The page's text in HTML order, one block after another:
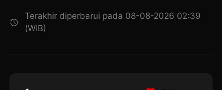
Terakhir diperbarui pada 08-08-2026 02:39
(WIB)